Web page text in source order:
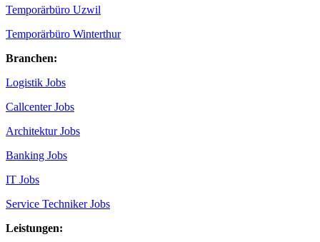
Temporärbüro Uzwil
Temporärbüro Winterthur
Branchen:
Logistik Jobs
Callcenter Jobs
Architektur Jobs
Banking Jobs
IT Jobs
Service Techniker Jobs
Leistungen: